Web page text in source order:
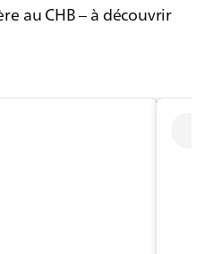
au CHB – à découvrir